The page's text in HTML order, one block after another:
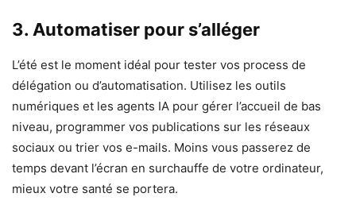
3. Automatiser pour s’alléger
L’été est le moment idéal pour tester vos process de
délégation ou d’automatisation. Utilisez les outils
numériques et les agents IA pour gérer l’accueil de bas
niveau, programmer vos publications sur les réseaux
sociaux ou trier vos e-mails. Moins vous passerez de
temps devant l’écran en surchauffe de votre ordinateur,
mieux votre santé se portera.